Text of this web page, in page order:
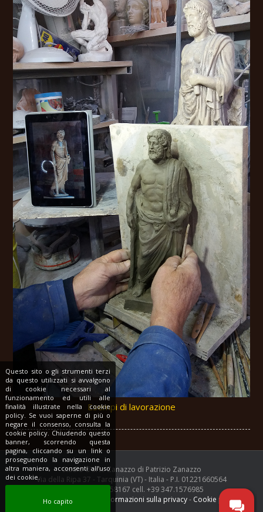
Questo sito o gli strumenti terzi
da questo utilizzati si avvalgono
di cookie necessari al
funzionamento ed utili alle
finalità illustrate nella cookie
policy. Se vuoi saperne di più o
negare il consenso, consulta la
cookie policy. Chiudendo questo
banner, scorrendo questa
pagina, cliccando su un link o
proseguendo la navigazione in
altra maniera, acconsenti all’uso
dei cookie.
Ho capito
Esempi di lavorazione
Studio d'arte Zanazzo di Patrizio Zanazzo
Via della Ripa 37 - Tarquinia (VT) - Italia - P.I. 01221660564
Tel. +39 0766.858167 cell. +39 347.1576985
Condizioni di utilizzo e informazioni sulla privacy- Cookie policy